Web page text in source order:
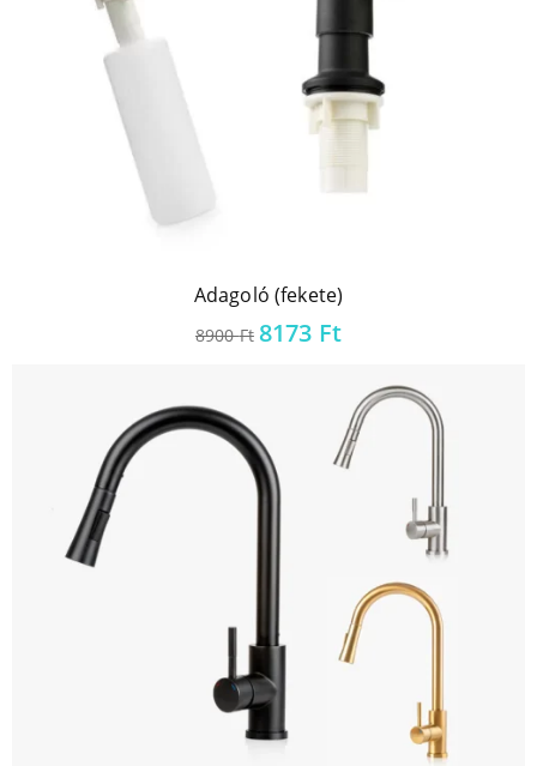
Adagoló (fekete)
8900Ft Original
8173 FtCurrent
8173 Ft.